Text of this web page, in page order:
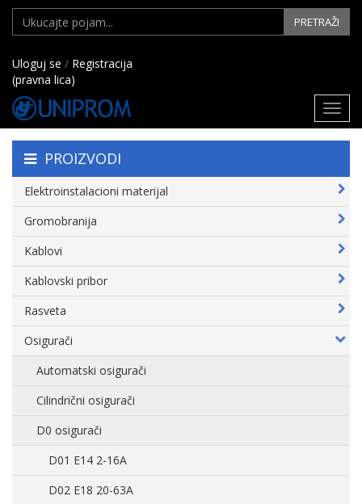
PRETRAŽI
Uloguj se / Registracija
(pravna lica)
PROIZVODI
Elektroinstalacioni materijal
Gromobranija
Kablovi
Kablovski pribor
Rasveta
Osigurači
Automatski osigurači
Cilindrični osigurači
D0 osigurači
D01 E14 2-16A
D02 E18 20-63A